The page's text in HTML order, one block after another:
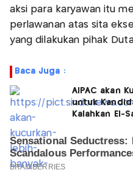
aksi para karyawan itu
perlawanan atas sita
yang dilakukan pihak
Baca Juga :
AIPAC akan
untuk
Kalahkan El-